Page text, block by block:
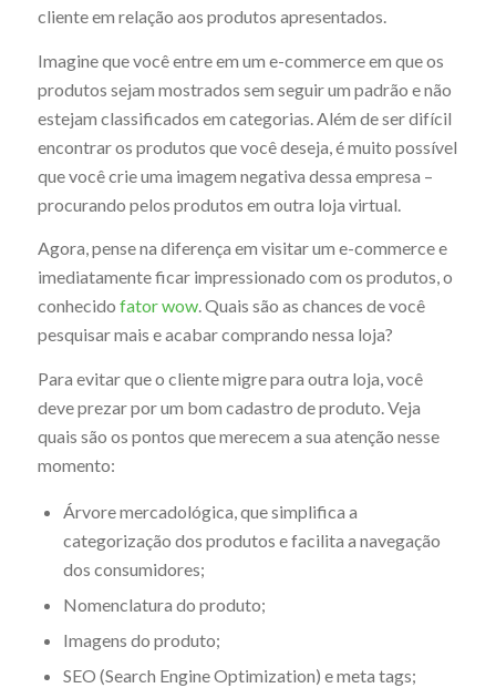
cliente em relação aos produtos apresentados.
Imagine que você entre em um e-commerce em que os
produtos sejam mostrados sem seguir um padrão e não
estejam classificados em categorias. Além de ser difícil
encontrar os produtos que você deseja, é muito possível
que você crie uma imagem negativa dessa empresa –
procurando pelos produtos em outra loja virtual.
Agora, pense na diferença em visitar um e-commerce e
imediatamente ficar impressionado com os produtos, o
conhecido fator wow. Quais são as chances de você
pesquisar mais e acabar comprando nessa loja?
Para evitar que o cliente migre para outra loja, você
deve prezar por um bom cadastro de produto. Veja
quais são os pontos que merecem a sua atenção nesse
momento:
Árvore mercadológica, que simplifica a
categorização dos produtos e facilita a navegação
dos consumidores;
Nomenclatura do produto;
Imagens do produto;
SEO (Search Engine Optimization) e meta tags;